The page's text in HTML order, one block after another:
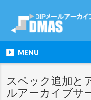
MENU
スペック追加と
ルアーカイブサ